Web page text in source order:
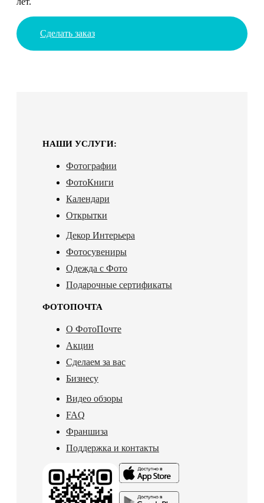
Сделать заказ
НАШИ УСЛУГИ:
Фотографии
ФотоКниги
Календари
Открытки
Декор Интерьера
Фотосувениры
Одежда с Фото
Подарочные сертификаты
ФОТОПОЧТА
О ФотоПочте
Акции
Сделаем за вас
Бизнесу
Видео обзоры
FAQ
Франшиза
Поддержка и контакты